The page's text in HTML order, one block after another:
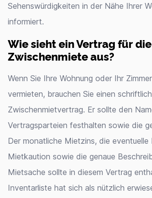
Sehenswürdigkeiten in der Nähe Ihrer
informiert.
Wie sieht ein Vertrag für die
Zwischenmiete aus?
Wenn Sie Ihre Wohnung oder Ihr
vermieten, brauchen Sie einen
Zwischenmietvertrag. Er sollte den
Vertragsparteien festhalten sowie die
Der monatliche Mietzins, die eventuelle
Mietkaution sowie die genaue
Mietsache sollte in diesem Vertrag
Inventarliste hat sich als nützlich